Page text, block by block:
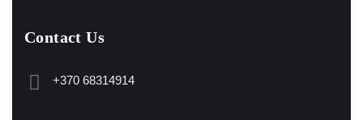
Contact Us
+370 68314914